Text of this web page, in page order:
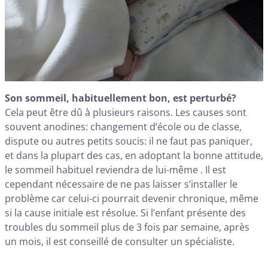
Son sommeil, habituellement bon, est perturbé?
Cela peut être dû à plusieurs raisons. Les causes sont
souvent anodines: changement d’école ou de classe,
dispute ou autres petits soucis: il ne faut pas paniquer,
et dans la plupart des cas, en adoptant la bonne attitude,
le sommeil habituel reviendra de lui-même . Il est
cependant nécessaire de ne pas laisser s’installer le
problème car celui-ci pourrait devenir chronique, même
si la cause initiale est résolue. Si l’enfant présente des
troubles du sommeil plus de 3 fois par semaine, après
un mois, il est conseillé de consulter un spécialiste.